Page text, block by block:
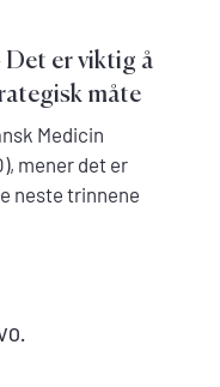
er viktig å
måte
Medicin
mener det er
neste trinnene